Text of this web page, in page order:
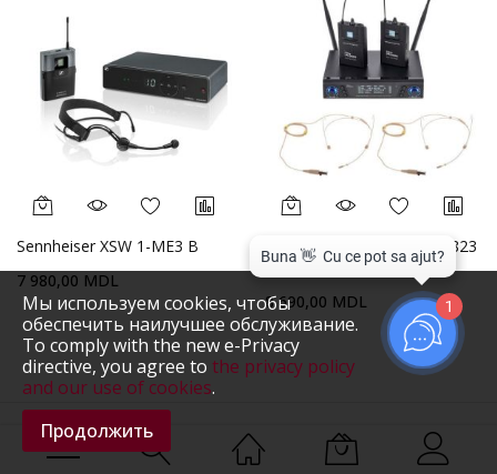
Мы используем cookies, чтобы
обеспечить наилучшее обслуживание.
To comply with the new e-Privacy
directive, you agree to the privacy policy
and our use of cookies.
Продолжить
Sennheiser XSW 1-ME3 B
7 980,00 MDL
the t.bone freeU Twin PT 823
Hm-O Bundle
8 690,00 MDL
1